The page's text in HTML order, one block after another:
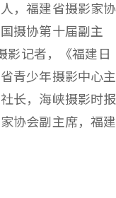
，福建省摄影家协
摄协第十届副主
影记者，《福建日
青少年摄影中心主
长，海峡摄影时报
协会副主席，福建